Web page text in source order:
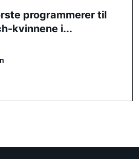
programmerer til
kvinnene i...